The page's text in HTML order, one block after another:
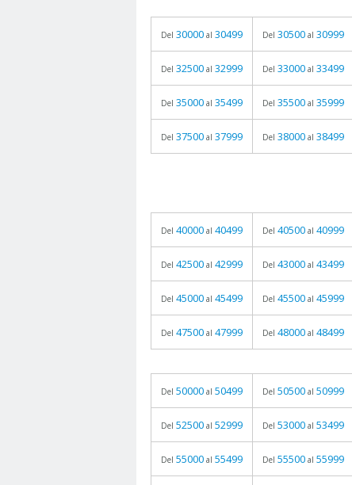
Del 30000 al 30499 Del 30500 al 30999
Del 32500 al 32999 Del 33000 al 33499
Del 35000 al 35499 Del 35500 al 35999
Del 37500 al 37999 Del 38000 al 38499
Del 40000 al 40499 Del 40500 al 40999
Del 42500 al 42999 Del 43000 al 43499
Del 45000 al 45499 Del 45500 al 45999
Del 47500 al 47999 Del 48000 al 48499
Del 50000 al 50499 Del 50500 al 50999
Del 52500 al 52999 Del 53000 al 53499
Del 55000 al 55499 Del 55500 al 55999